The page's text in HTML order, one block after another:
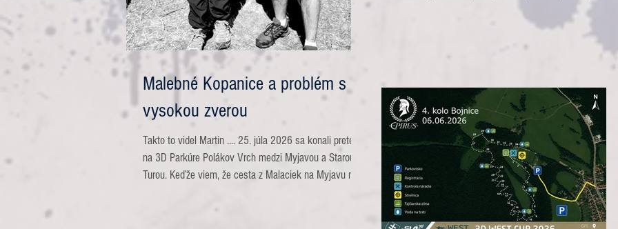
Malebné Kopanice a problém s
vysokou zverou
Takto to videl Martin .... 25. júla 2026 sa konali preteky
na 3D Parkúre Polákov Vrch medzi Myjavou a Starou
Turou. Keďže viem, že cesta z Malaciek na Myjavu nie
Romantický východ slnka osvetľoval Malé Karpaty a aj
Slovenska v čistej prírode sa nachádza 3D parkúr
Polákov vrch. Pár sto metrov od hlavnej cesty
na lúke (dočasnom parkovisku) z auta a obklopí vás
Vidieť Biele Karpaty ktoré tvoria hranicu medzi
Slovenskom a Morav